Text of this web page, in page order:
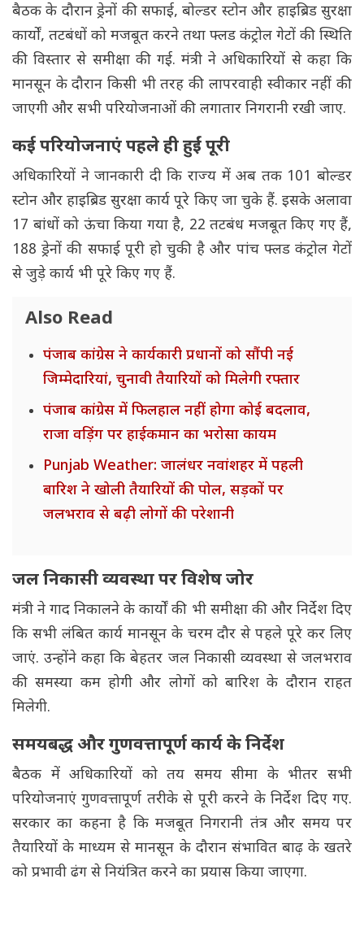
बैठक के दौरान ड्रेनों की सफाई, बोल्डर स्टोन और हाइब्रिड सुरक्षा
कार्यों, तटबंधों को मजबूत करने तथा फ्लड कंट्रोल गेटों की स्थिति
की विस्तार से समीक्षा की गई. मंत्री ने अधिकारियों से कहा कि
मानसून के दौरान किसी भी तरह की लापरवाही स्वीकार नहीं की
जाएगी और सभी परियोजनाओं की लगातार निगरानी रखी जाए.
कई परियोजनाएं पहले ही हुईं पूरी
अधिकारियों ने जानकारी दी कि राज्य में अब तक 101 बोल्डर
स्टोन और हाइब्रिड सुरक्षा कार्य पूरे किए जा चुके हैं. इसके अलावा
17 बांधों को ऊंचा किया गया है, 22 तटबंध मजबूत किए गए हैं,
188 ड्रेनों की सफाई पूरी हो चुकी है और पांच फ्लड कंट्रोल गेटों
से जुड़े कार्य भी पूरे किए गए हैं.
Also Read
पंजाब कांग्रेस ने कार्यकारी प्रधानों को सौंपी नई
जिम्मेदारियां, चुनावी तैयारियों को मिलेगी रफ्तार
पंजाब कांग्रेस में फिलहाल नहीं होगा कोई बदलाव,
राजा वड़िंग पर हाईकमान का भरोसा कायम
Punjab Weather: जालंधर नवांशहर में पहली
बारिश ने खोली तैयारियों की पोल, सड़कों पर
जलभराव से बढ़ी लोगों की परेशानी
जल निकासी व्यवस्था पर विशेष जोर
मंत्री ने गाद निकालने के कार्यों की भी समीक्षा की और निर्देश दिए
कि सभी लंबित कार्य मानसून के चरम दौर से पहले पूरे कर लिए
जाएं. उन्होंने कहा कि बेहतर जल निकासी व्यवस्था से जलभराव
की समस्या कम होगी और लोगों को बारिश के दौरान राहत
मिलेगी.
समयबद्ध और गुणवत्तापूर्ण कार्य के निर्देश
बैठक में अधिकारियों को तय समय सीमा के भीतर सभी
परियोजनाएं गुणवत्तापूर्ण तरीके से पूरी करने के निर्देश दिए गए.
सरकार का कहना है कि मजबूत निगरानी तंत्र और समय पर
तैयारियों के माध्यम से मानसून के दौरान संभावित बाढ़ के खतरे
को प्रभावी ढंग से नियंत्रित करने का प्रयास किया जाएगा.